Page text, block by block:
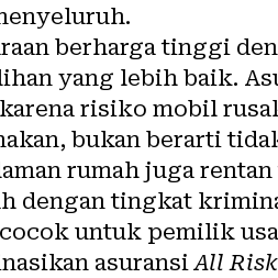
berharga tinggi
yang lebih baik.
risiko mobil
bukan berarti
rumah juga
dengan tingkat
untuk pemilik
asuransiAll Risk